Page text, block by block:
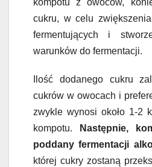
kompotu z owoców,
cukru, w celu
fermentujących i
warunków do fermentacji.
Ilość dodanego cukru
cukrów w owocach i
zwykle wynosi około 1-2
kompotu. Następnie,
poddany fermentacji
której cukry zostaną